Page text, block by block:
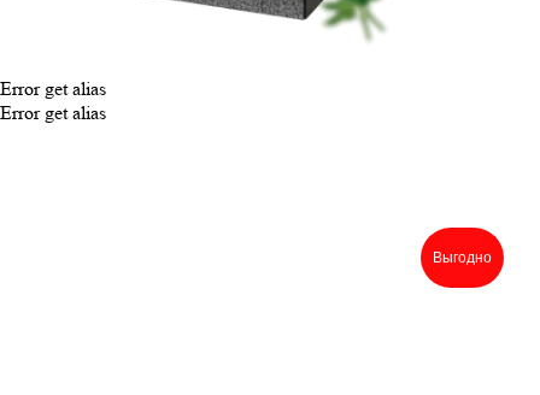
Error get alias
Error get alias
Выгодно